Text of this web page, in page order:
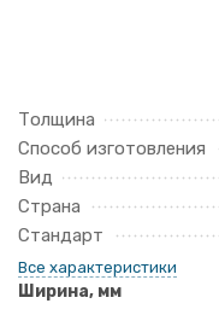
Толщина
Способ изготовления
Вид
Страна
Стандарт
Все характеристики
Ширина, мм